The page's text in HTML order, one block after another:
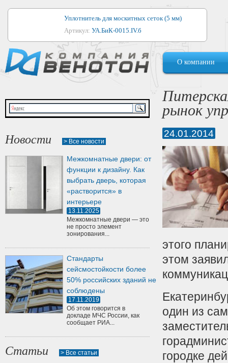
Уплотнитель для москитных сеток (5 мм)
Артикул: УА.БиК-0015.IV.б
Уплотнитель для алюминиевых окон
Артикул:1044
Уплотнитель для деревянных окон
Артикул:УМ.БиК-0062.IV.б
Уплотнитель лоджиевый для (4, 5, 6 мм)
Уплотнитель для деревянных дверей
Артикул:
О компании
Новости > Все новости
Межкомнатные двери: от
функции к дизайну. Как
выбрать дверь, которая
«растворится» в
интерьере
13.11.2025
Межкомнатные двери — это
не просто элемент
зонирования...
Стандарты
сейсмостойкости более
50% российских зданий не
соблюдены
17.11.2019
Об этом говорится в
докладе МЧС России, как
сообщает РИА...
Статьи > Все статьи
рынок
24.01.2014
этого
этом
один из
городке